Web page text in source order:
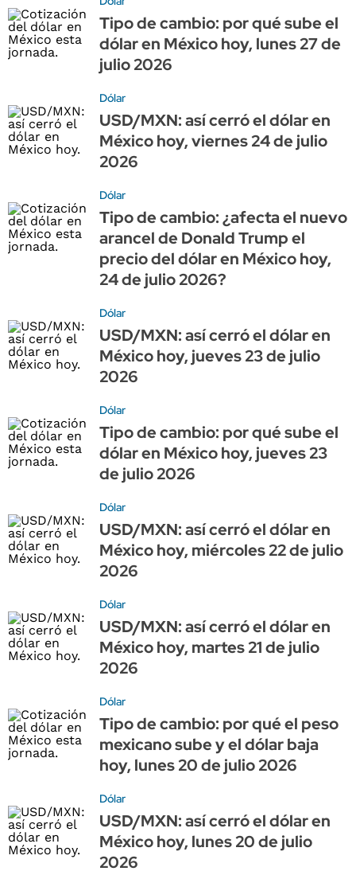
Tipo de cambio: por qué sube el
dólar en México hoy, lunes 27 de
julio 2026
Dólar
USD/MXN: así cerró el dólar en
México hoy, viernes 24 de julio
2026
Dólar
Tipo de cambio: ¿afecta el nuevo
arancel de Donald Trump el
precio del dólar en México hoy,
24 de julio 2026?
Dólar
USD/MXN: así cerró el dólar en
México hoy, jueves 23 de julio
2026
Dólar
Tipo de cambio: por qué sube el
dólar en México hoy, jueves 23
de julio 2026
Dólar
USD/MXN: así cerró el dólar en
México hoy, miércoles 22 de julio
2026
Dólar
USD/MXN: así cerró el dólar en
México hoy, martes 21 de julio
2026
Dólar
Tipo de cambio: por qué el peso
mexicano sube y el dólar baja
hoy, lunes 20 de julio 2026
Dólar
USD/MXN: así cerró el dólar en
México hoy, lunes 20 de julio
2026